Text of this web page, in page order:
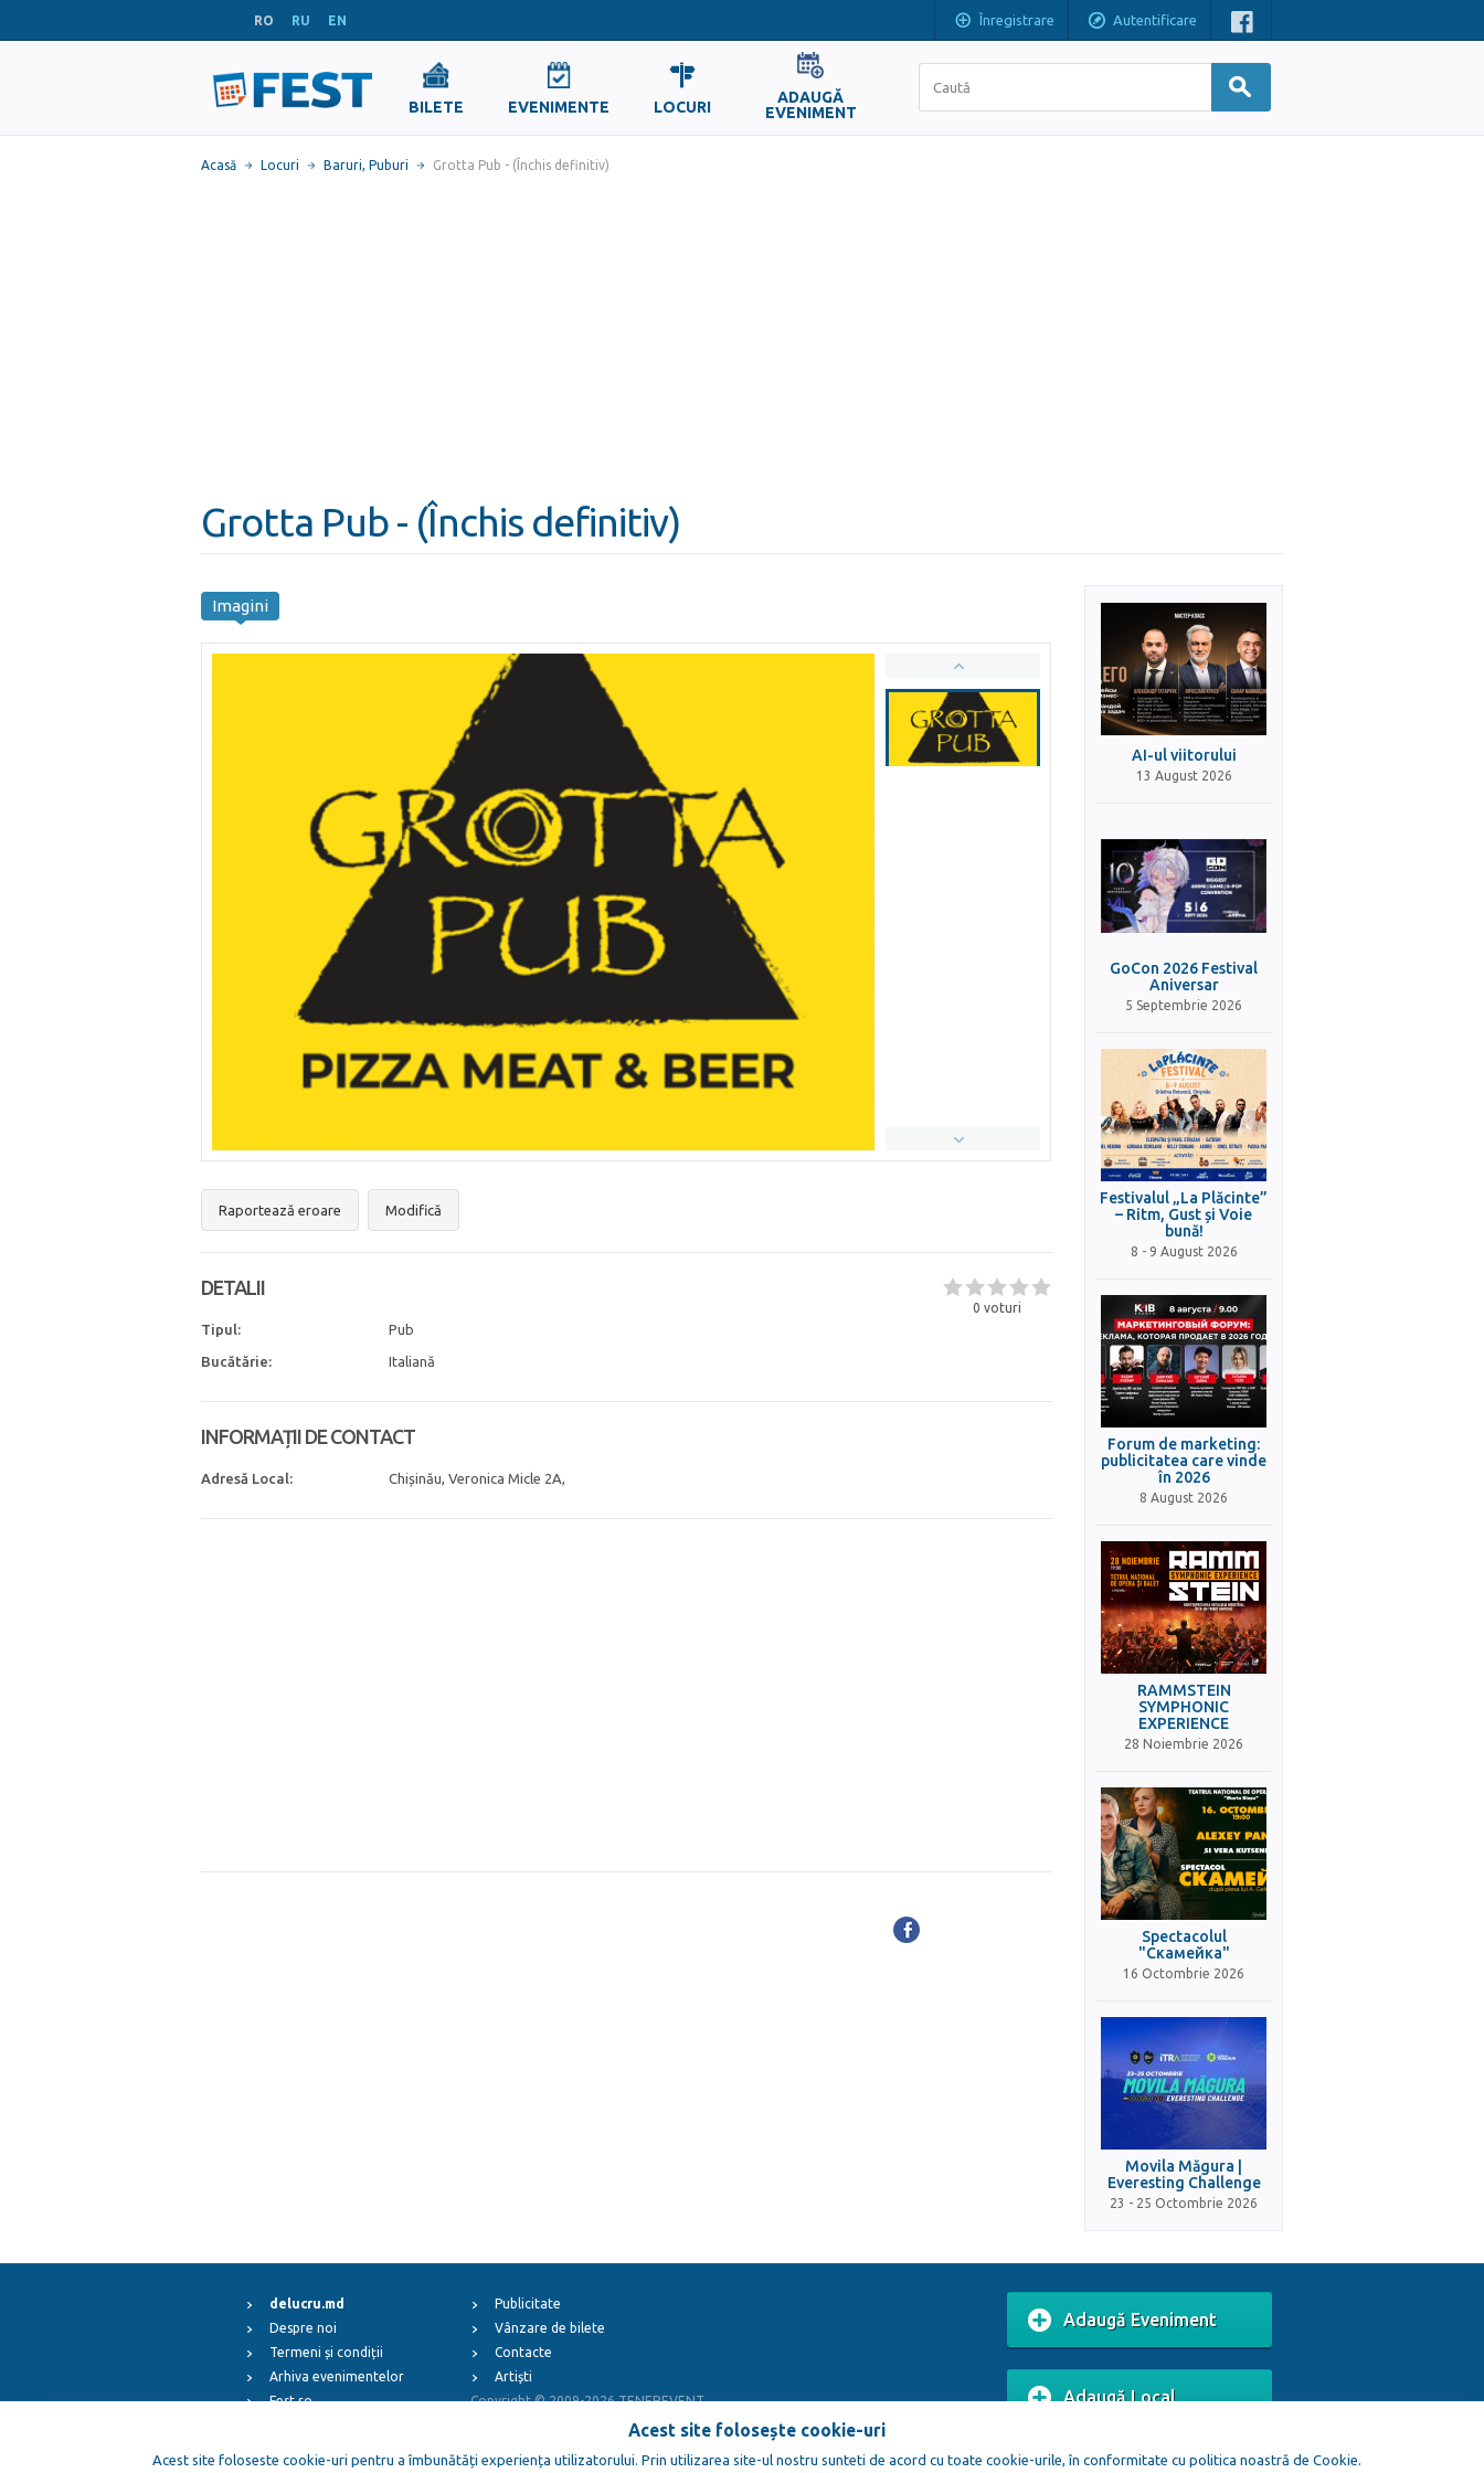
RO RU EN Înregistrare Autentificare
BILETE EVENIMENTE LOCURI
ADAUGĂ
EVENIMENT
Acasă Locuri Baruri, Puburi Grotta Pub - (Închis definitiv)
Grotta Pub - (Închis definitiv)
Imagini
Raportează eroare Modifică
0 voturi
DETALII
Tipul: Pub
Bucătărie: Italiană
INFORMAȚII DE CONTACT
Adresă Local: Chișinău, Veronica Micle 2A,
AI-ul viitorului
13 August 2026
GoCon 2026 Festival
Aniversar
5 Septembrie 2026
Festivalul „La Plăcinte”
– Ritm, Gust și Voie
bună!
8 - 9 August 2026
Forum de marketing:
publicitatea care vinde
în 2026
8 August 2026
RAMMSTEIN
SYMPHONIC
EXPERIENCE
28 Noiembrie 2026
Spectacolul
"Скамейка"
16 Octombrie 2026
Movila Măgura |
Everesting Challenge
23 - 25 Octombrie 2026
delucru.md
Despre noi
Termeni și condiții
Arhiva evenimentelor
Fest.ro
Publicitate
Vânzare de bilete
Contacte
Artiști
Copyright © 2009-2026TENEREVENT
Adaugă Eveniment
Adaugă Local
Acest site folosește cookie-uri
Acest site foloseste cookie-uri pentru a îmbunătăți experiența utilizatorului. Prin utilizarea site-ul nostru sunteti de acord cu toate cookie-urile, în conformitate cu politica noastră de Cookie.